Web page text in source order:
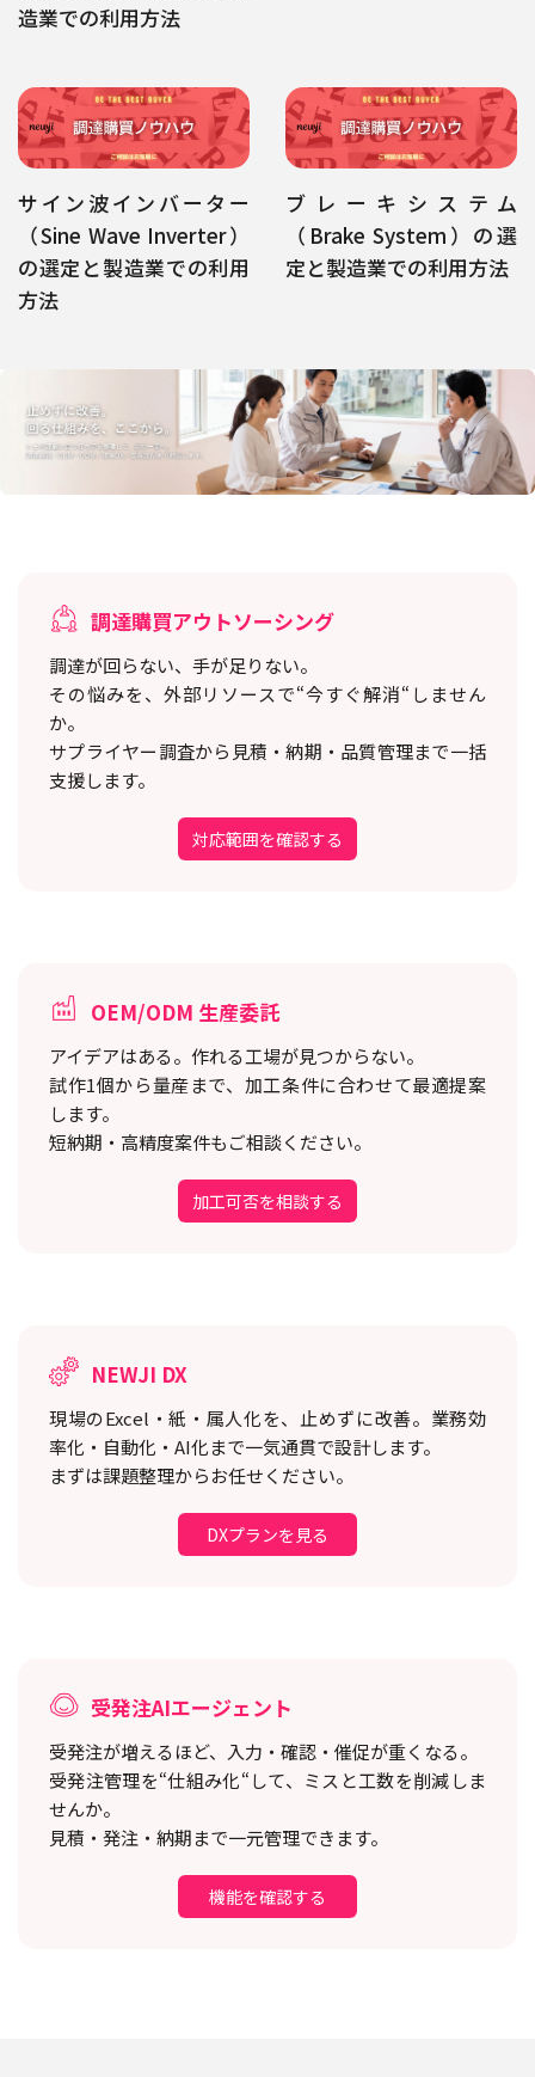
造業での利用方法
サイン波インバーター
（Sine Wave Inverter）
の選定と製造業での利用
方法
ブレーキシステム
（Brake System）の選
定と製造業での利用方法
調達購買アウトソーシング
調達が回らない、手が足りない。
その悩みを、外部リソースで“今すぐ解消“しません
か。
サプライヤー調査から見積・納期・品質管理まで一括
支援します。
対応範囲を確認する
OEM/ODM 生産委託
アイデアはある。作れる工場が見つからない。
試作1個から量産まで、加工条件に合わせて最適提案
します。
短納期・高精度案件もご相談ください。
加工可否を相談する
NEWJI DX
現場のExcel・紙・属人化を、止めずに改善。 業務効
率化・自動化・AI化まで一気通貫で設計します。
まずは課題整理からお任せください。
DXプランを見る
受発注AIエージェント
受発注が増えるほど、入力・確認・催促が重くなる。
受発注管理を“仕組み化“して、ミスと工数を削減しま
せんか。
見積・発注・納期まで一元管理できます。
機能を確認する